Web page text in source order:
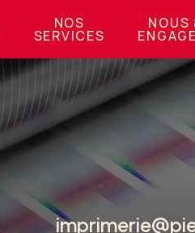
NOS
SERVICES
NOUS